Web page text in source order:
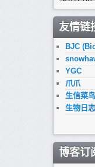
友情链
BJC
YGC
爪爪
生信菜
生物日
博客订